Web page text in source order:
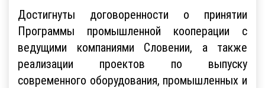
Достигнуты договоренности о принятии
Программы промышленной кооперации с
ведущими компаниями Словении, а также
реализации проектов по выпуску
современного оборудования, промышленных и